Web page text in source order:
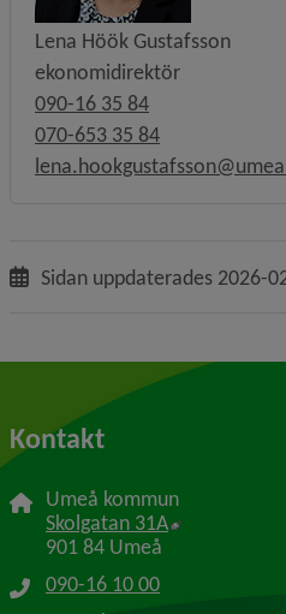
Lena Höök Gustafsson
ekonomidirektör
090-16 35 84
070-653 35 84
Sidan uppdaterades 2026-
Kontakt
Umeå kommun
Skolgatan 31A Länk till
901 84 Umeå
090-16 10 00